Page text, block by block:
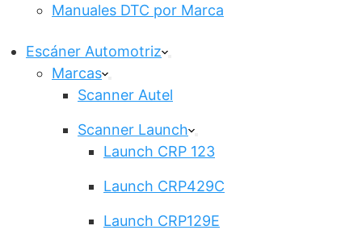
Manuales DTC por Marca
Escáner Automotriz
Marcas
Scanner Autel
Scanner Launch
Launch CRP 123
Launch CRP429C
Launch CRP129E